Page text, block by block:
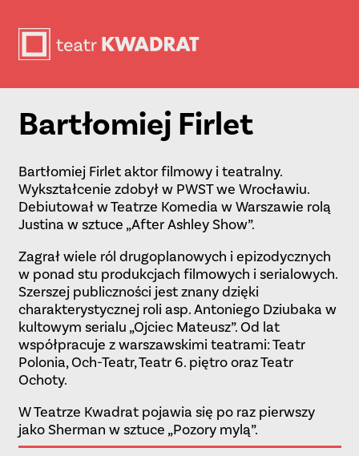
Bartłomiej Firlet
Bartłomiej Firlet aktor filmowy i teatralny.
Wykształcenie zdobył w PWST we Wrocławiu.
Debiutował w Teatrze Komedia w Warszawie rolą
Justina w sztuce „After Ashley Show”.
Zagrał wiele ról drugoplanowych i epizodycznych
w ponad stu produkcjach filmowych i serialowych.
Szerszej publiczności jest znany dzięki
charakterystycznej roli asp. Antoniego Dziubaka w
kultowym serialu „Ojciec Mateusz”. Od lat
współpracuje z warszawskimi teatrami: Teatr
Polonia, Och-Teatr, Teatr 6. piętro oraz Teatr
Ochoty.
W Teatrze Kwadrat pojawia się po raz pierwszy
jako Sherman w sztuce „Pozory mylą”.